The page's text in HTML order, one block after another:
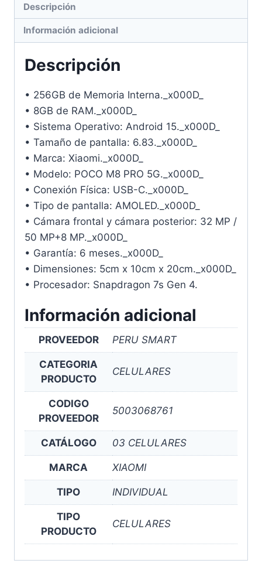
Descripción
Información adicional
Descripción
• 256GB de Memoria Interna._x000D_
• 8GB de RAM._x000D_
• Sistema Operativo: Android 15._x000D_
• Tamaño de pantalla: 6.83._x000D_
• Marca: Xiaomi._x000D_
• Modelo: POCO M8 PRO 5G._x000D_
• Conexión Física: USB-C._x000D_
• Tipo de pantalla: AMOLED._x000D_
• Cámara frontal y cámara posterior: 32 MP /
50 MP+8 MP._x000D_
• Garantía: 6 meses._x000D_
• Dimensiones: 5cm x 10cm x 20cm._x000D_
• Procesador: Snapdragon 7s Gen 4.
Información adicional
PROVEEDOR PERU SMART
CATEGORIA
PRODUCTO
CELULARES
CODIGO
PROVEEDOR
5003068761
CATÁLOGO 03 CELULARES
MARCA XIAOMI
TIPO INDIVIDUAL
TIPO
PRODUCTO
CELULARES